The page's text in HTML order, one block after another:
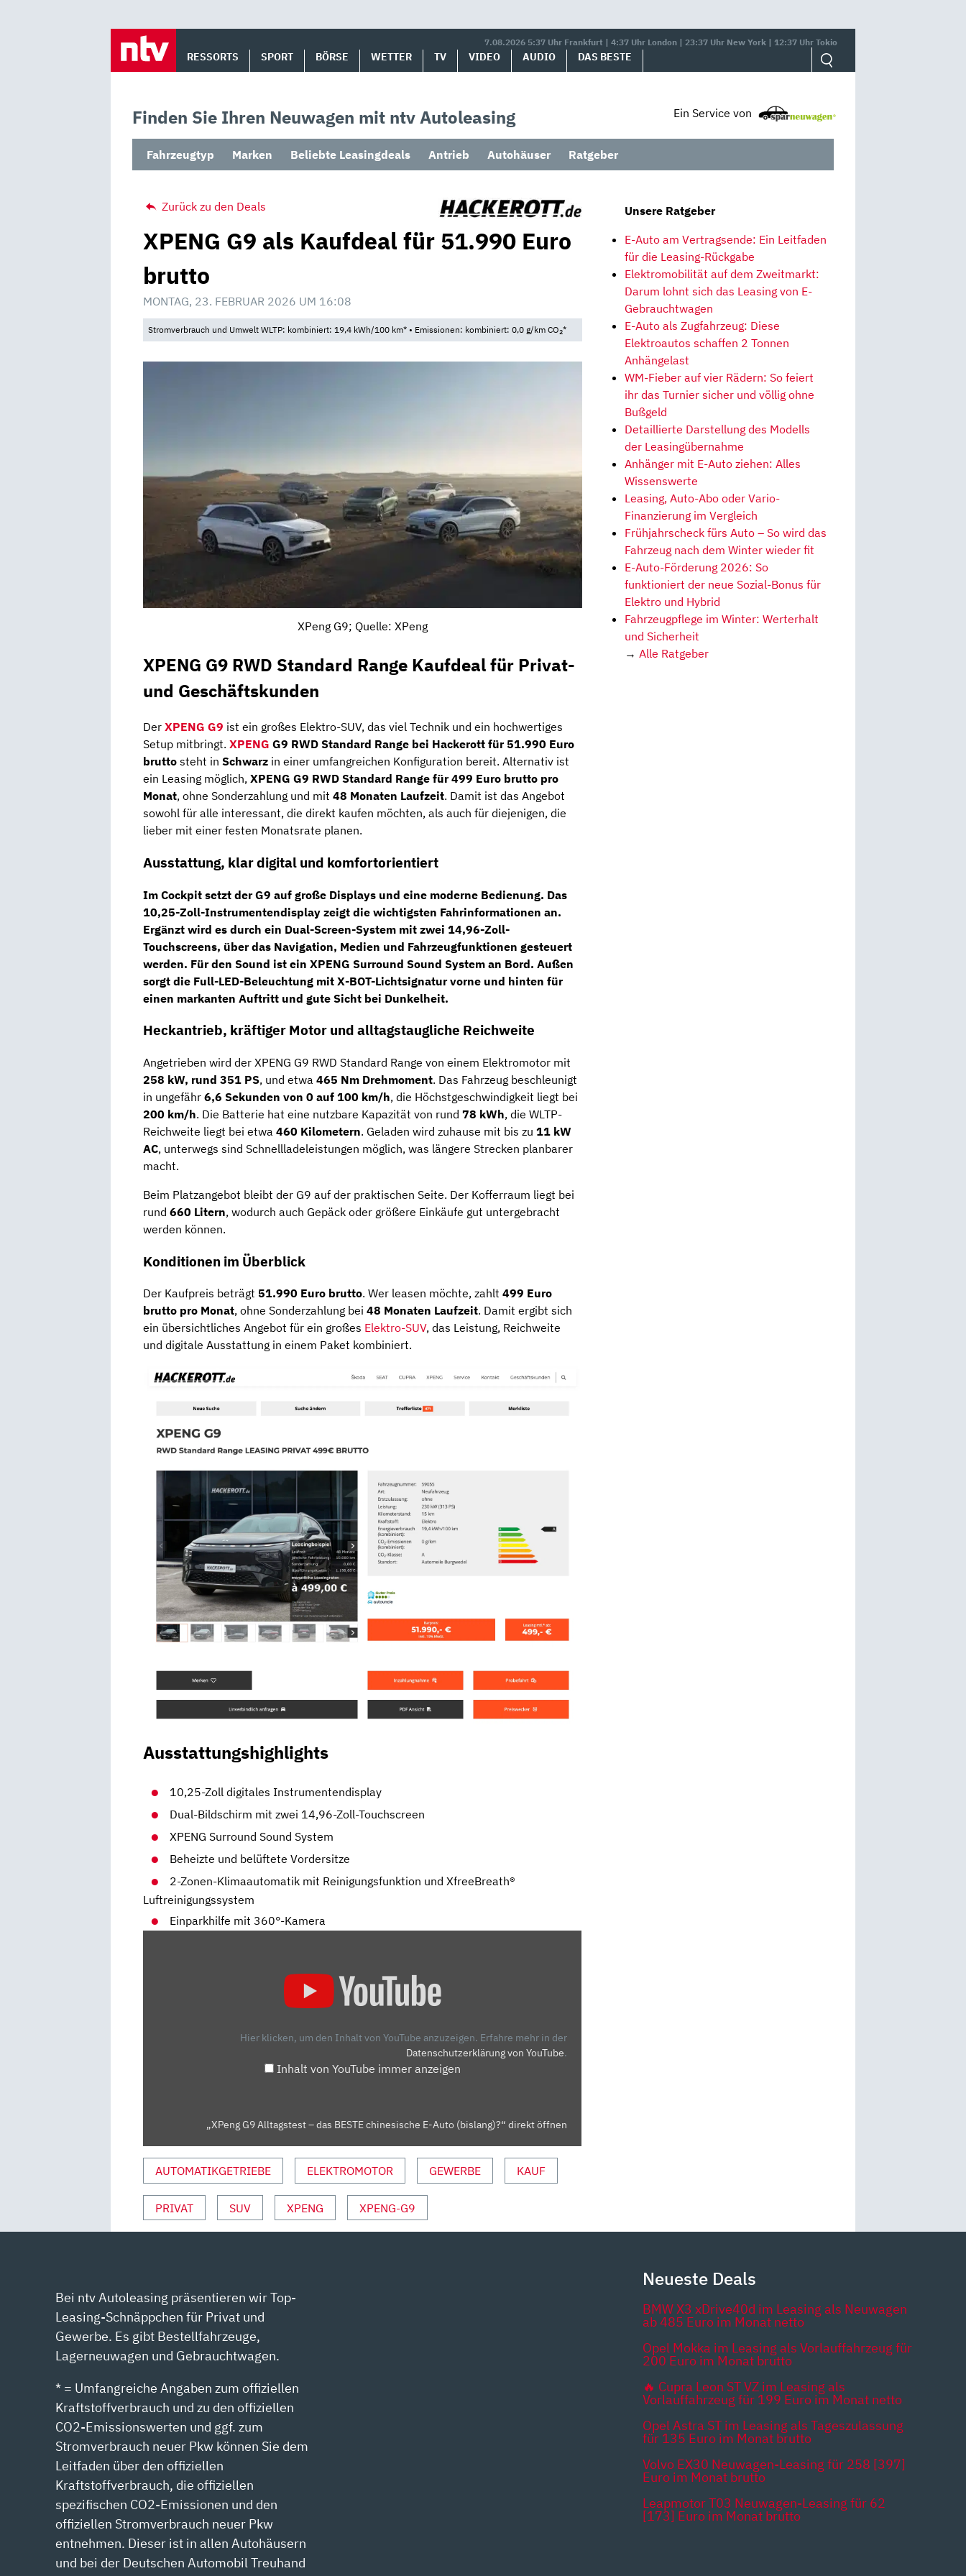
7.08.2026 5:37 Uhr Frankfurt | 4:37 Uhr London | 23:37 Uhr New York | 12:37 Uhr Tokio
RESSORTS SPORT BÖRSE WETTER TV VIDEO AUDIO DAS BESTE
Finden Sie Ihren Neuwagen mit ntv Autoleasing Ein Service von
Fahrzeugtyp Marken Beliebte Leasingdeals Antrieb Autohäuser Ratgeber
Zurück zu den Deals
XPENG G9 als Kaufdeal für 51.990 Euro
brutto
MONTAG, 23. FEBRUAR 2026 UM 16:08
Stromverbrauch und Umwelt WLTP: kombiniert: 19,4 kWh/100 km* • Emissionen: kombiniert: 0,0 g/km CO2*
XPeng G9; Quelle: XPeng
XPENG G9 RWD Standard Range Kaufdeal für Privat-
und Geschäftskunden
Der XPENG G9 ist ein großes Elektro-SUV, das viel Technik und ein hochwertiges
Setup mitbringt. XPENG G9 RWD Standard Range bei Hackerott für 51.990 Euro
brutto steht in Schwarz in einer umfangreichen Konfiguration bereit. Alternativ ist
ein Leasing möglich, XPENG G9 RWD Standard Range für 499 Euro brutto pro
Monat, ohne Sonderzahlung und mit 48 Monaten Laufzeit. Damit ist das Angebot
sowohl für alle interessant, die direkt kaufen möchten, als auch für diejenigen, die
lieber mit einer festen Monatsrate planen.
Ausstattung, klar digital und komfortorientiert
Im Cockpit setzt der G9 auf große Displays und eine moderne Bedienung. Das
10,25-Zoll-Instrumentendisplay zeigt die wichtigsten Fahrinformationen an.
Ergänzt wird es durch ein Dual-Screen-System mit zwei 14,96-Zoll-
Touchscreens, über das Navigation, Medien und Fahrzeugfunktionen gesteuert
werden. Für den Sound ist ein XPENG Surround Sound System an Bord. Außen
sorgt die Full-LED-Beleuchtung mit X-BOT-Lichtsignatur vorne und hinten für
einen markanten Auftritt und gute Sicht bei Dunkelheit.
Heckantrieb, kräftiger Motor und alltagstaugliche Reichweite
Angetrieben wird der XPENG G9 RWD Standard Range von einem Elektromotor mit
258 kW, rund 351 PS, und etwa 465 Nm Drehmoment. Das Fahrzeug beschleunigt
in ungefähr 6,6 Sekunden von 0 auf 100 km/h, die Höchstgeschwindigkeit liegt bei
200 km/h. Die Batterie hat eine nutzbare Kapazität von rund 78 kWh, die WLTP-
Reichweite liegt bei etwa 460 Kilometern. Geladen wird zuhause mit bis zu 11 kW
AC, unterwegs sind Schnellladeleistungen möglich, was längere Strecken planbarer
macht.
Beim Platzangebot bleibt der G9 auf der praktischen Seite. Der Kofferraum liegt bei
rund 660 Litern, wodurch auch Gepäck oder größere Einkäufe gut untergebracht
werden können.
Konditionen im Überblick
Der Kaufpreis beträgt 51.990 Euro brutto. Wer leasen möchte, zahlt 499 Euro
brutto pro Monat, ohne Sonderzahlung bei 48 Monaten Laufzeit. Damit ergibt sich
ein übersichtliches Angebot für ein großes Elektro-SUV, das Leistung, Reichweite
und digitale Ausstattung in einem Paket kombiniert.
Ausstattungshighlights
10,25-Zoll digitales Instrumentendisplay
Dual-Bildschirm mit zwei 14,96-Zoll-Touchscreen
XPENG Surround Sound System
Beheizte und belüftete Vordersitze
2-Zonen-Klimaautomatik mit Reinigungsfunktion und XfreeBreath®
Luftreinigungssystem
Einparkhilfe mit 360°-Kamera
ANZEIGEN
Hier klicken, um den Inhalt von YouTube anzuzeigen. Erfahre mehr in der
Datenschutzerklärung von YouTube.
Inhalt von YouTube immer anzeigen
„XPeng G9 Alltagstest – das BESTE chinesische E-Auto (bislang)?“ direkt öffnen
AUTOMATIKGETRIEBE ELEKTROMOTOR GEWERBE KAUF
PRIVAT SUV XPENG XPENG-G9
Unsere Ratgeber
E-Auto am Vertragsende: Ein Leitfaden
für die Leasing-Rückgabe
Elektromobilität auf dem Zweitmarkt:
Darum lohnt sich das Leasing von E-
Gebrauchtwagen
E-Auto als Zugfahrzeug: Diese
Elektroautos schaffen 2 Tonnen
Anhängelast
WM-Fieber auf vier Rädern: So feiert
ihr das Turnier sicher und völlig ohne
Bußgeld
Detaillierte Darstellung des Modells
der Leasingübernahme
Anhänger mit E-Auto ziehen: Alles
Wissenswerte
Leasing, Auto-Abo oder Vario-
Finanzierung im Vergleich
Frühjahrscheck fürs Auto – So wird das
Fahrzeug nach dem Winter wieder fit
E-Auto-Förderung 2026: So
funktioniert der neue Sozial-Bonus für
Elektro und Hybrid
Fahrzeugpflege im Winter: Werterhalt
und Sicherheit
→ Alle Ratgeber
Bei ntv Autoleasing präsentieren wir Top-
Leasing-Schnäppchen für Privat und
Gewerbe. Es gibt Bestellfahrzeuge,
Lagerneuwagen und Gebrauchtwagen.
* = Umfangreiche Angaben zum offiziellen
Kraftstoffverbrauch und zu den offiziellen
CO2-Emissionswerten und ggf. zum
Stromverbrauch neuer Pkw können Sie dem
Leitfaden über den offiziellen
Kraftstoffverbrauch, die offiziellen
spezifischen CO2-Emissionen und den
offiziellen Stromverbrauch neuer Pkw
entnehmen. Dieser ist in allen Autohäusern
und bei der Deutschen Automobil Treuhand
Neueste Deals
BMW X3 xDrive40d im Leasing als Neuwagen
ab 485 Euro im Monat netto
Opel Mokka im Leasing als Vorlauffahrzeug für
200 Euro im Monat brutto
🔥 Cupra Leon ST VZ im Leasing als
Vorlauffahrzeug für 199 Euro im Monat netto
Opel Astra ST im Leasing als Tageszulassung
für 135 Euro im Monat brutto
Volvo EX30 Neuwagen-Leasing für 258 [397]
Euro im Monat brutto
Leapmotor T03 Neuwagen-Leasing für 62
[173] Euro im Monat brutto